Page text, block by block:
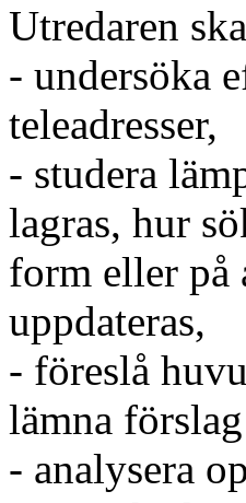
Utredaren
- undersöka
teleadresser,
- studera
lagras, hur
form eller på
uppdateras,
- föreslå
lämna
- analysera